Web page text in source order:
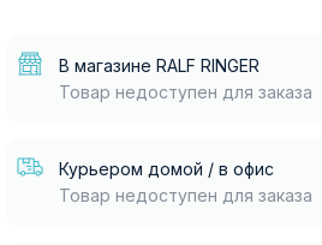
В магазине RALF RINGER
Товар недоступен для заказа
Курьером домой / в офис
Товар недоступен для заказа